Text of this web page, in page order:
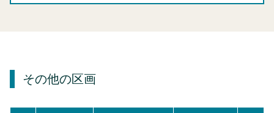
その他の区画